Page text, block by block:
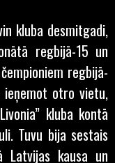
kluba desmitgadi,
regbijā-15 un
regbijā-
ieņemot otro vietu,
kluba kontā
Tuvu bija sestais
kausa un